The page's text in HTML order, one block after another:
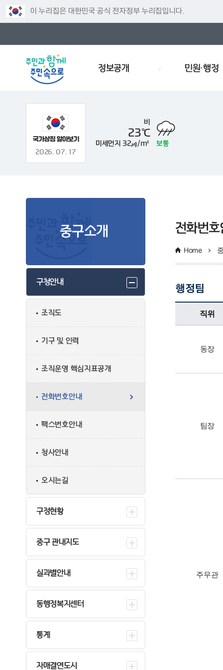
이 누리집은 대한민국 공식 전자정부 누리집입니다.
정보공개 민원·행정
2026. 07. 17
비
23℃
미세먼지 32㎍/m³ 보통
인사 경로당
중구소개
구청안내
조직도
기구 및 인력
조직운영 핵심지표공개
전화번호안내
팩스번호안내
청사안내
오시는길
구정현황
중구 관내지도
실과별안내
동행정복지센터
통계
자매결연도시
전화번호
Home
행정팀
행정팀업무담당자의 정보로 직위, 전화번호, 담당업무를 안내하고 있습니다
직위
동장
팀장
주무관